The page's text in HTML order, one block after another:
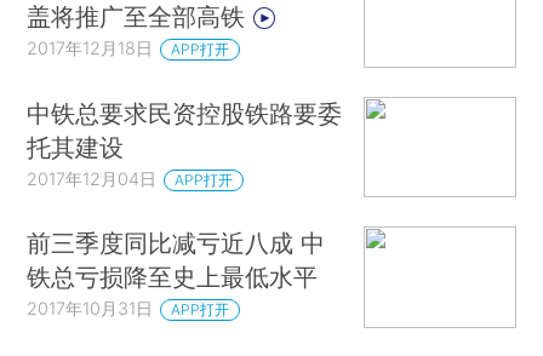
盖将推广至全部高铁
2017年12月18日 APP打开
中铁总要求民资控股铁路要委
托其建设
2017年12月04日 APP打开
前三季度同比减亏近八成 中
铁总亏损降至史上最低水平
2017年10月31日 APP打开